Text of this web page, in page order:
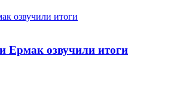
Ермак озвучили итоги